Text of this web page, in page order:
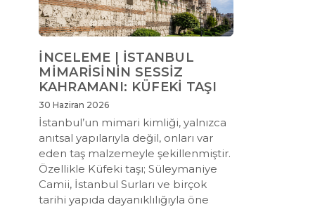
İNCELEME | İSTANBUL
MİMARİSİNİN SESSİZ
KAHRAMANI: KÜFEKİ TAŞI
30 Haziran 2026
İstanbul’un mimari kimliği, yalnızca
anıtsal yapılarıyla değil, onları var
eden taş malzemeyle şekillenmiştir.
Özellikle Küfeki taşı; Süleymaniye
Camii, İstanbul Surları ve birçok
tarihi yapıda dayanıklılığıyla öne